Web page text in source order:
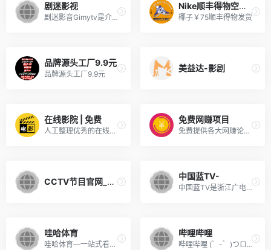
剧迷影视
剧迷影音Gimytv是介面最干净简洁内容最丰富的在线追剧网站，这里有更新最快的剧集，即时的动漫新番，最棒的在线观看体验。追剧零时差，剧迷可以在这里度过欢乐轻松的时光。
Nike顺丰得物空军￥65
椰子￥75顺丰得物发货
品牌源头工厂9.9元
品牌源头工厂9.9元
美益达-影剧
在线影院 | 免费
人工整理优秀的在线电影网站大全、电影网站排行榜和电影下载网站大全，为大家在线看电影和下载电影提供便利
免费网赚项目
免费提供各大网赚论坛VIP网赚...
CCTV节目官网_央视网
中国蓝TV-
中国蓝TV是浙江广电集团旗下唯一互联网视频平台，独家提供浙江卫视中国新歌声、中国好声音、奔跑吧兄弟等所有综艺节目高清视频直播点播，并为用户提供各类热门电影,电视剧,综艺,动漫,音乐,娱乐等内容的在线视听服务。
哇哈体育
哇哈体育—一站式看直播看视频球迷平台。免费提供欧洲杯、奥运会、足球直播、NBA直播，包括网球、乒乓球、羽毛球、F1、斯诺克等赛事直播、录像回放、视频下载和球迷社区
哔哩哔哩
哔哩哔哩 (゜-゜)つロ 干杯